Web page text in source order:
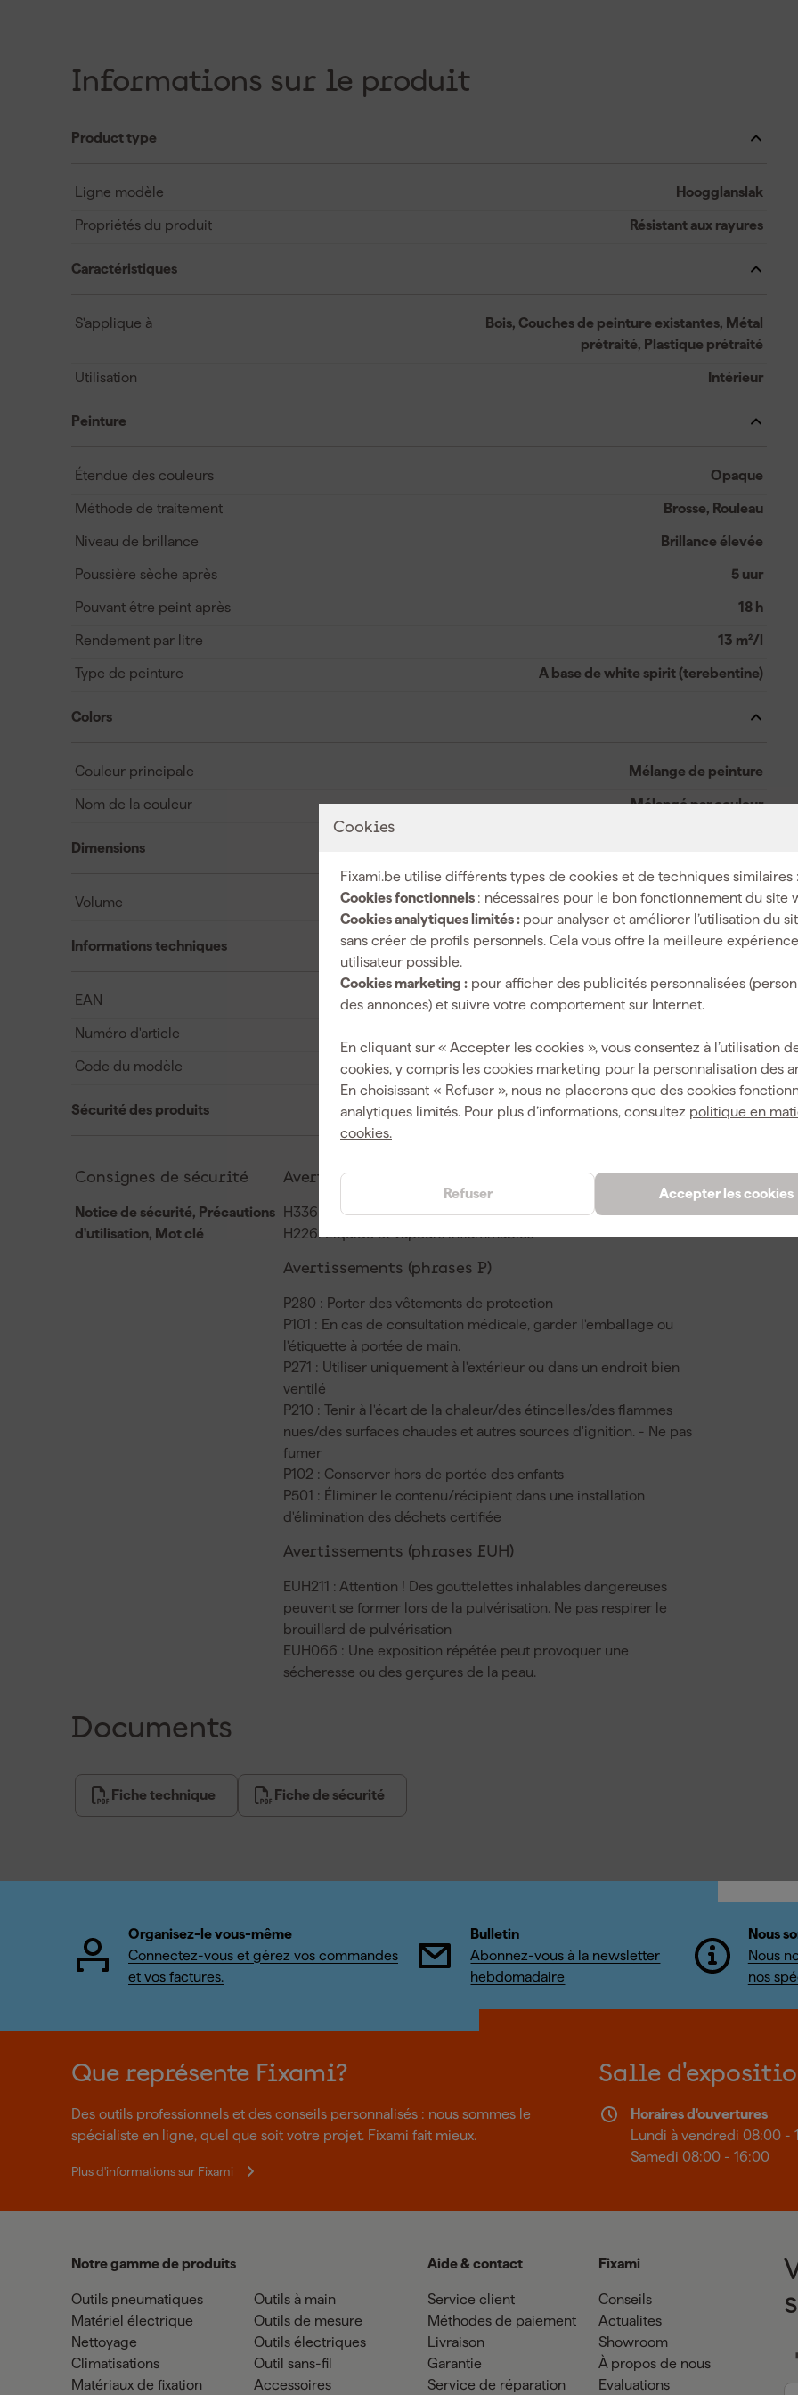
Cookies
Fixami.be utilise différents types de cookies et de techniques similaires :
Cookies fonctionnels : nécessaires pour le bon fonctionnement du site
Cookies analytiques limités : pour analyser et améliorer l’utilisation du
sans créer de profils personnels. Cela vous offre la meilleure expérience
utilisateur possible.
Cookies marketing : pour afficher des publicités personnalisées
des annonces) et suivre votre comportement sur Internet.
En cliquant sur « Accepter les cookies », vous consentez à l’utilisation
cookies, y compris les cookies marketing pour la personnalisation des
En choisissant « Refuser », nous ne placerons que des cookies
analytiques limités. Pour plus d’informations, consultez politique en
cookies.
Accepter les cookies
Refuser
Informations sur le produit
Product type
Ligne modèle Hoogglanslak
Propriétés du produit Résistant aux rayures
Caractéristiques
S'applique à
Bois, Couches de peinture existantes, Métal
prétraité, Plastique prétraité
Utilisation Intérieur
Peinture
Étendue des couleurs Opaque
Méthode de traitement Brosse, Rouleau
Niveau de brillance Brillance élevée
Poussière sèche après 5 uur
Pouvant être peint après 18 h
Rendement par litre 13 m²/l
Type de peinture A base de white spirit (terebentine)
Colors
Couleur principale Mélange de peinture
Nom de la couleur Mélangé par couleur
Dimensions
Volume 0.25 l
Informations techniques
EAN 8712952074900
Numéro d'article
Code du modèle 10062000002
Sécurité des produits
Consignes de sécurité
Notice de sécurité, Précautions
d'utilisation, Mot clé
Avertissements (phrases H)
H336 : Peut provoquer somnolence ou vertiges
H226: Liquide et vapeurs inflammables
Avertissements (phrases P)
P280 : Porter des vêtements de protection
P101 : En cas de consultation médicale, garder l'emballage ou
l'étiquette à portée de main.
P271 : Utiliser uniquement à l'extérieur ou dans un endroit bien
ventilé
P210 : Tenir à l'écart de la chaleur/des étincelles/des flammes
nues/des surfaces chaudes et autres sources d'ignition. - Ne pas
fumer
P102 : Conserver hors de portée des enfants
P501 : Éliminer le contenu/récipient dans une installation
d'élimination des déchets certifiée
Avertissements (phrases EUH)
EUH211 : Attention ! Des gouttelettes inhalables dangereuses
peuvent se former lors de la pulvérisation. Ne pas respirer le
brouillard de pulvérisation
EUH066 : Une exposition répétée peut provoquer une
sécheresse ou des gerçures de la peau.
Documents
Fiche technique Fiche de sécurité
Organisez-le vous-même
Connectez-vous et gérez vos commandes
et vos factures.
Bulletin
Abonnez-vous à la newsletter
hebdomadaire
Nous
Nous
nos
Que représente Fixami?
Des outils professionnels et des conseils personnalisés : nous sommes le
spécialiste en ligne, quel que soit votre projet. Fixami fait mieux.
Plus d'informations sur Fixami
Salle
Horaires d'ouvertures
Lundi à vendredi 08:00 -
Samedi 08:00 - 16:00
Notre gamme de produits
Outils pneumatiques
Matériel électrique
Nettoyage
Climatisations
Matériaux de fixation
Outils à main
Outils de mesure
Outils électriques
Outil sans-fil
Accessoires
Aide & contact
Service client
Méthodes de paiement
Livraison
Garantie
Service de réparation
Fixami
Conseils
Actualites
Showroom
À propos de nous
Evaluations